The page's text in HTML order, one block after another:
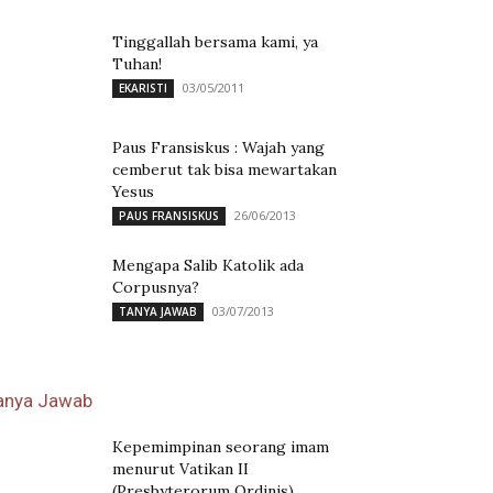
Tinggallah bersama kami, ya
Tuhan!
EKARISTI 03/05/2011
Paus Fransiskus : Wajah yang
cemberut tak bisa mewartakan
Yesus
PAUS FRANSISKUS 26/06/2013
Mengapa Salib Katolik ada
Corpusnya?
TANYA JAWAB 03/07/2013
Jawab
Kepemimpinan seorang imam
menurut Vatikan II